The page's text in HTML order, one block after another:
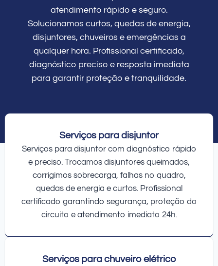
atendimento rápido e seguro.
Solucionamos curtos, quedas de energia,
disjuntores, chuveiros e emergências a
qualquer hora. Profissional certificado,
diagnóstico preciso e resposta imediata
para garantir proteção e tranquilidade.
Serviços para disjuntor
Serviços para disjuntor com diagnóstico rápido
e preciso. Trocamos disjuntores queimados,
corrigimos sobrecarga, falhas no quadro,
quedas de energia e curtos. Profissional
certificado garantindo segurança, proteção do
circuito e atendimento imediato 24h.
Serviços para chuveiro elétrico